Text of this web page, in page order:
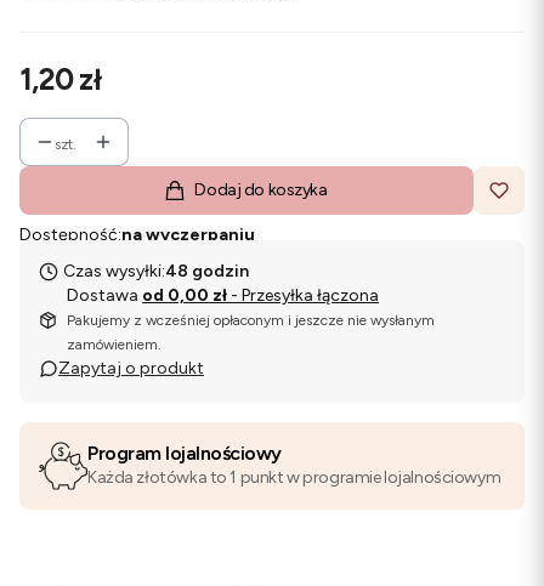
Cena
1,20 zł
szt.
Dodaj do koszyka
Dostępność:na wyczerpaniu
Czas wysyłki:48 godzin
Dostawa od 0,00 zł - Przesyłka łączona
Pakujemy z wcześniej opłaconym i jeszcze nie wysłanym
zamówieniem.
Zapytaj o produkt
Program lojalnościowy
Każda złotówka to 1 punkt w programie lojalnościowym